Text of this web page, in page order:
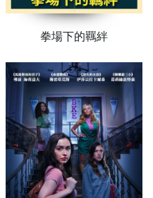
拳場下的羈絆